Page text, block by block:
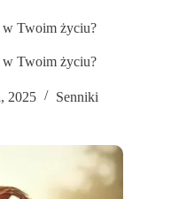
w Twoim życiu?
w Twoim życiu?
2025 Senniki